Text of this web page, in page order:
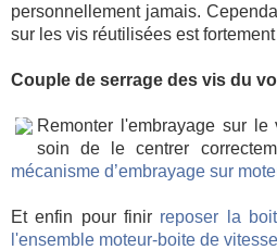
personnellement jamais.
sur les vis réutilisées est
Couple de serrage des vis du
Remonter l'embrayage sur
soin de le centrer
mécanisme d’embrayage sur
Et enfin pour finir reposer la
l'ensemble moteur-boite de vitesse